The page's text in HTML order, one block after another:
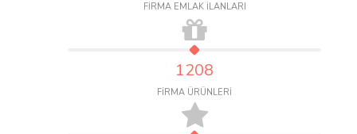
FİRMA EMLAK İLANLARI
1208
FİRMA ÜRÜNLERİ